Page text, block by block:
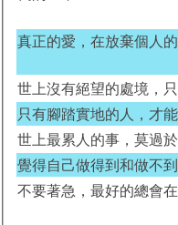
真正的愛，在放棄個人
世上沒有絕望的處境，
只有腳踏實地的人，才
世上最累人的事，莫過於
覺得自己做得到和做不
不要著急，最好的總會